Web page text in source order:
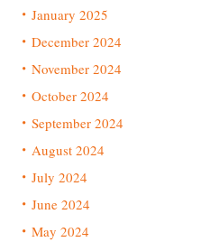
January 2025
December 2024
November 2024
October 2024
September 2024
August 2024
July 2024
June 2024
May 2024